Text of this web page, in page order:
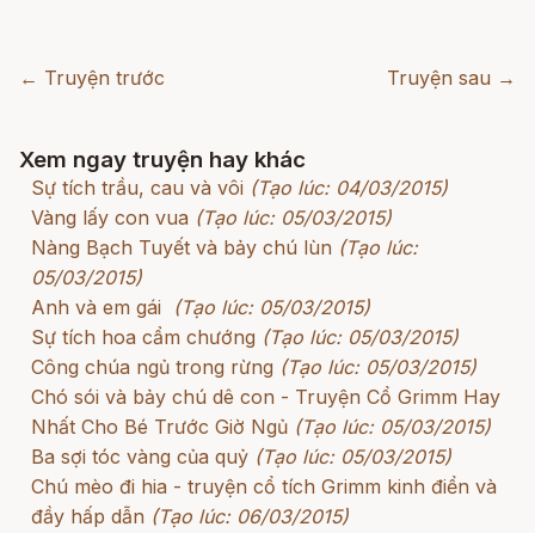
← Truyện trước Truyện sau →
Xem ngay truyện hay khác
Sự tích trầu, cau và vôi (Tạo lúc: 04/03/2015)
Vàng lấy con vua (Tạo lúc: 05/03/2015)
Nàng Bạch Tuyết và bảy chú lùn (Tạo lúc:
05/03/2015)
Anh và em gái
(Tạo lúc: 05/03/2015)
Sự tích hoa cẩm chướng (Tạo lúc: 05/03/2015)
Công chúa ngủ trong rừng (Tạo lúc: 05/03/2015)
Chó sói và bảy chú dê con - Truyện Cổ Grimm Hay
Nhất Cho Bé Trước Giờ Ngủ (Tạo lúc: 05/03/2015)
Ba sợi tóc vàng của quỷ (Tạo lúc: 05/03/2015)
Chú mèo đi hia - truyện cổ tích Grimm kinh điển và
đầy hấp dẫn (Tạo lúc: 06/03/2015)